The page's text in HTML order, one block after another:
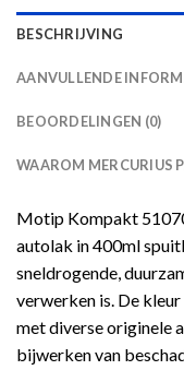
BESCHRIJVING
AANVULLENDE
BEOORDELINGEN (0)
WAAROM MERCURIUS
Motip Kompakt
autolak in 400ml
sneldrogende,
verwerken is. De
met diverse originele
bijwerken van